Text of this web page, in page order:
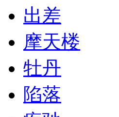
出差
摩天楼
牡丹
陷落